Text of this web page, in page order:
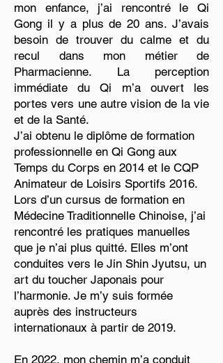
mon enfance, j’ai rencontré le Qi
Gong il y a plus de 20 ans. J’avais
besoin de trouver du calme et du
recul dans mon métier de
Pharmacienne. La perception
immédiate du Qi m’a ouvert les
portes vers une autre vision de la vie
et de la Santé.
J’ai obtenu le diplôme de formation
professionnelle en Qi Gong aux
Temps du Corps en 2014 et le CQP
Animateur de Loisirs Sportifs 2016.
Lors d’un cursus de formation en
Médecine Traditionnelle Chinoise, j’ai
rencontré les pratiques manuelles
que je n’ai plus quitté. Elles m’ont
conduites vers le Jin Shin Jyutsu, un
art du toucher Japonais pour
l’harmonie. Je m’y suis formée
auprès des instructeurs
internationaux à partir de 2019.
En 2022, mon chemin m’a conduit